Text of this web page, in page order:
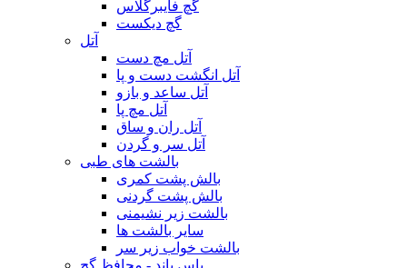
گچ فایبرگلاس
گچ دیکست
آتل
آتل مچ دست
آتل انگشت دست و پا
آتل ساعد و بازو
آتل مچ پا
آتل ران و ساق
آتل سر و گردن
بالشت های طبی
بالش پشت کمری
بالش پشت گردنی
بالشت زیر نشیمنی
سایر بالشت ها
بالشت خواب زیر سر
پاس باند - محافظ گچ